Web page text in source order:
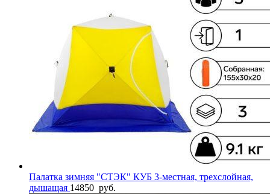
Палатка зимняя "СТЭК" КУБ 3-местная, трехслойная,
дышащая 14850 руб.